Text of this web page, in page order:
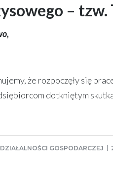
– tzw.
że rozpoczęły się
dotkniętym
GOSPODARCZEJ